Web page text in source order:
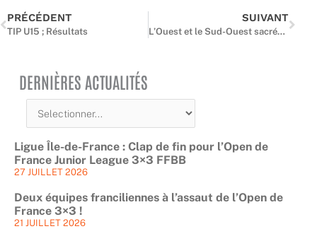
PRÉCÉDENT
TIP U15 ; Résultats
SUIVANT
L’Ouest et le Sud-Ouest sacrés au TIZ U13 2026 à Voiron
DERNIÈRES ACTUALITÉS
Ligue Île-de-France : Clap de fin pour l’Open de
France Junior League 3×3 FFBB
27 JUILLET 2026
Deux équipes franciliennes à l’assaut de l’Open de
France 3×3 !
21 JUILLET 2026